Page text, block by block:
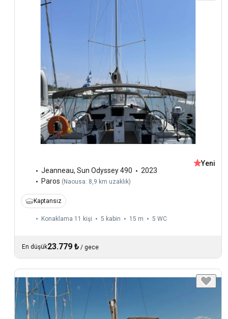
Jeanneau, Sun Odyssey 490
2023
Paros ( Naousa: 8,9 km uzaklık)
Yeni
Kaptansız
Konaklama 11 kişi 5 kabin 15 m 5 WC
En düşük23.779 ₺ / gece